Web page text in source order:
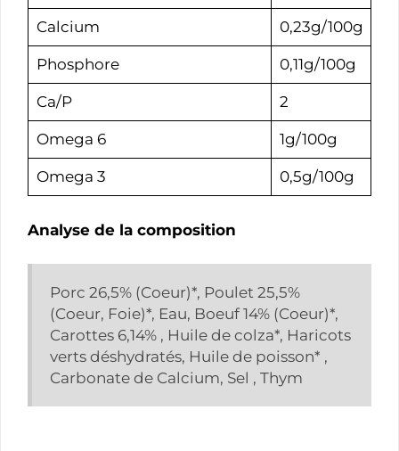
Calcium 0,23g/100g
Phosphore 0,11g/100g
Ca/P 2
Omega 6 1g/100g
Omega 3 0,5g/100g
Analyse de la composition
Porc 26,5% (Coeur)*, Poulet 25,5%
(Coeur, Foie)*, Eau, Boeuf 14% (Coeur)*,
Carottes 6,14% , Huile de colza*, Haricots
verts déshydratés, Huile de poisson* ,
Carbonate de Calcium, Sel , Thym